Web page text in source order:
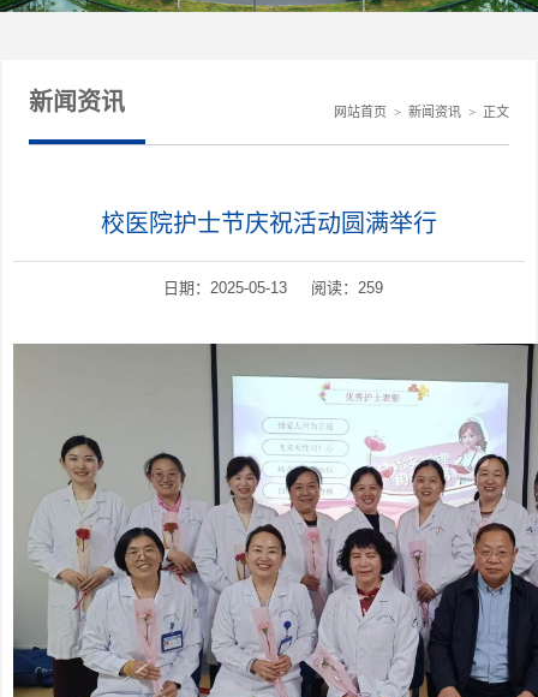
新闻资讯 网站首页 >新闻资讯 > 正文
校医院护士节庆祝活动圆满举行
日期：2025-05-13 阅读： 259